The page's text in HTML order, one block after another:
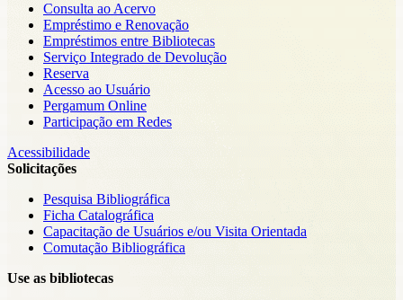
Consulta ao Acervo
Empréstimo e Renovação
Empréstimos entre Bibliotecas
Serviço Integrado de Devolução
Reserva
Acesso ao Usuário
Pergamum Online
Participação em Redes
Acessibilidade
Solicitações
Pesquisa Bibliográfica
Ficha Catalográfica
Capacitação de Usuários e/ou Visita Orientada
Comutação Bibliográfica
Use as bibliotecas